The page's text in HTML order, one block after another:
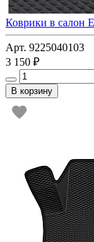
Коврики в салон
Арт. 9225040103
3 150 ₽
В корзину